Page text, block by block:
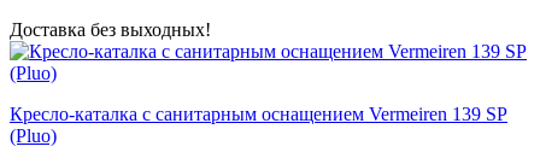
Доставка без выходных!
Кресло-каталка с санитарным оснащением Vermeiren 139 SP
(Pluo)